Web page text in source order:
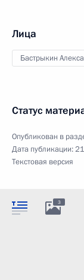
Лица
Бастрыкин
Статус
Опубликован в
Дата публикации:
Текстовая версия
3